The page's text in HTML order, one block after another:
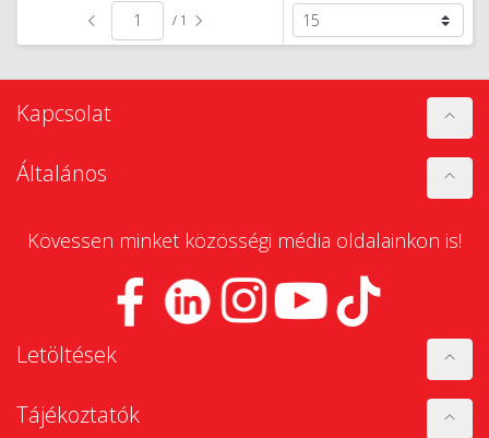
/ 1
Kapcsolat
Általános
Kövessen minket közösségi média oldalainkon is!
Letöltések
Tájékoztatók